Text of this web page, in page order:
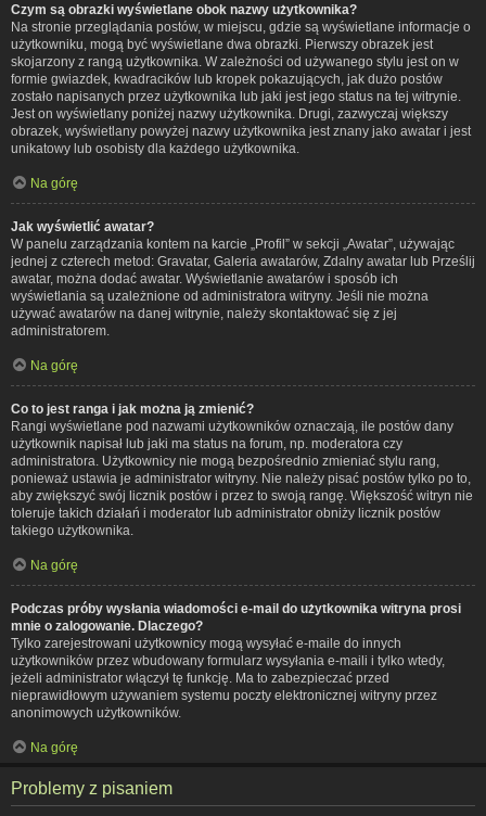
Czym są obrazki wyświetlane obok nazwy użytkownika?
Na stronie przeglądania postów, w miejscu, gdzie są wyświetlane informacje o
użytkowniku, mogą być wyświetlane dwa obrazki. Pierwszy obrazek jest
skojarzony z rangą użytkownika. W zależności od używanego stylu jest on w
formie gwiazdek, kwadracików lub kropek pokazujących, jak dużo postów
zostało napisanych przez użytkownika lub jaki jest jego status na tej witrynie.
Jest on wyświetlany poniżej nazwy użytkownika. Drugi, zazwyczaj większy
obrazek, wyświetlany powyżej nazwy użytkownika jest znany jako awatar i jest
unikatowy lub osobisty dla każdego użytkownika.
Na górę
Jak wyświetlić awatar?
W panelu zarządzania kontem na karcie „Profil” w sekcji „Awatar”, używając
jednej z czterech metod: Gravatar, Galeria awatarów, Zdalny awatar lub Prześlij
awatar, można dodać awatar. Wyświetlanie awatarów i sposób ich
wyświetlania są uzależnione od administratora witryny. Jeśli nie można
używać awatarów na danej witrynie, należy skontaktować się z jej
administratorem.
Na górę
Co to jest ranga i jak można ją zmienić?
Rangi wyświetlane pod nazwami użytkowników oznaczają, ile postów dany
użytkownik napisał lub jaki ma status na forum, np. moderatora czy
administratora. Użytkownicy nie mogą bezpośrednio zmieniać stylu rang,
ponieważ ustawia je administrator witryny. Nie należy pisać postów tylko po to,
aby zwiększyć swój licznik postów i przez to swoją rangę. Większość witryn nie
toleruje takich działań i moderator lub administrator obniży licznik postów
takiego użytkownika.
Na górę
Podczas próby wysłania wiadomości e-mail do użytkownika witryna prosi
mnie o zalogowanie. Dlaczego?
Tylko zarejestrowani użytkownicy mogą wysyłać e-maile do innych
użytkowników przez wbudowany formularz wysyłania e-maili i tylko wtedy,
jeżeli administrator włączył tę funkcję. Ma to zabezpieczać przed
nieprawidłowym używaniem systemu poczty elektronicznej witryny przez
anonimowych użytkowników.
Na górę
Problemy z pisaniem